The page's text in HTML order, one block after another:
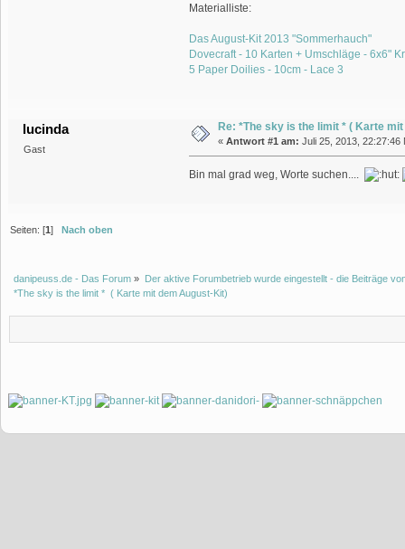
Materialliste:
Das August-Kit 2013 "Sommerhauch"
Dovecraft - 10 Karten + Umschläge - 6x6"
5 Paper Doilies - 10cm - Lace 3
lucinda
Gast
Re: *The sky is the limit * ( Karte
« Antwort #1 am: Juli 25, 2013, 22:27:46
Bin mal grad weg, Worte suchen....
Seiten: [1] Nach oben
danipeuss.de - Das Forum » Der aktive Forumbetrieb wurde eingestellt - die Beiträge
*The sky is the limit *  ( Karte mit dem August-Kit)